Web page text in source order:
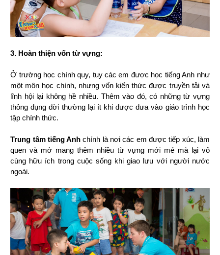
3. Hoàn thiện vốn từ vựng:
Ở trường học chính quy, tuy các em được học tiếng Anh như
một môn học chính, nhưng vốn kiến thức được truyền tải và
lĩnh hội lại không hề nhiều. Thêm vào đó, có những từ vựng
thông dụng đời thường lại ít khi được đưa vào giáo trình học
tập chính thức.
Trung tâm tiếng Anh chính là nơi các em được tiếp xúc, làm
quen và mở mang thêm nhiều từ vựng mới mẻ mà lại vô
cùng hữu ích trong cuộc sống khi giao lưu với người nước
ngoài.